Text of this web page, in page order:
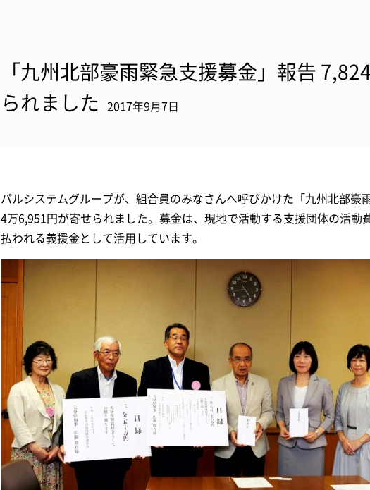
「九州北部豪雨緊急支援募金」報告
られました
2017年9月7日
パルシステムグループが、組合員のみなさんへ呼びかけた「九州北部豪
4万6,951円が寄せられました。募金は、現地で活動する支援団体の活動
払われる義援金として活用しています。